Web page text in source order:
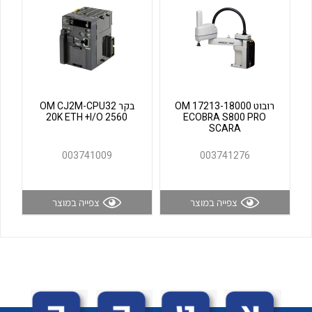
לכל מוצרי היצרן לכל מוצרי היצרן
רובוט OM 17213-18000
ECOBRA S800 PRO
SCARA
003741276
צפייה במוצר
בקר OM CJ2M-CPU32
20K ETH +I/O 2560
003741009
צפייה במוצר